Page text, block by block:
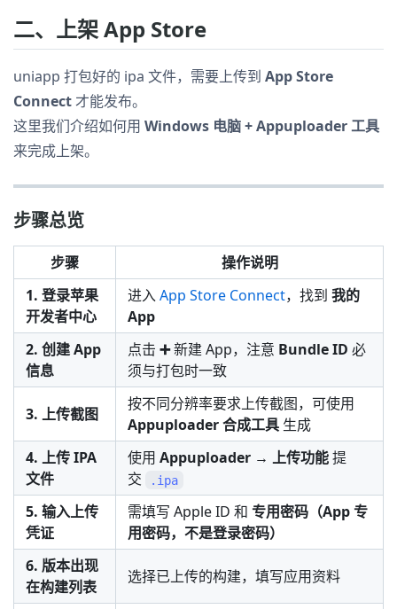
二、上架 App Store
uniapp 打包好的 ipa 文件，需要上传到 App Store
Connect才能发布。
这里我们介绍如何用 Windows 电脑 + Appuploader 工具
来完成上架。
步骤总览
步骤
操作说明
1. 登录苹果
开发者中心
进入App Store Connect，找到 我的
App
2. 创建 App
信息
点击 ➕新建 App，注意 Bundle ID 必
须与打包时一致
3. 上传截图
按不同分辨率要求上传截图，可使用
Appuploader 合成工具生成
4. 上传 IPA
文件
使用 Appuploader → 上传功能提
交
.ipa
5. 输入上传
凭证
需填写 Apple ID 和 专用密码（App 专
用密码，不是登录密码）
6. 版本出现
在构建列表
选择已上传的构建，填写应用资料